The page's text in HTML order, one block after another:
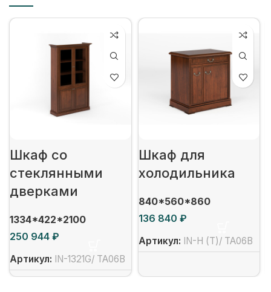
Шкаф со
стеклянными
дверками
1334*422*2100
₽
Артикул: IN-1321G/ TA06B
Шкаф для
холодильника
840*560*860
₽
Артикул: IN-Н (T)/ TA06B